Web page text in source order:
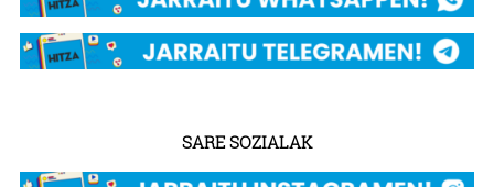
SARE SOZIALAK